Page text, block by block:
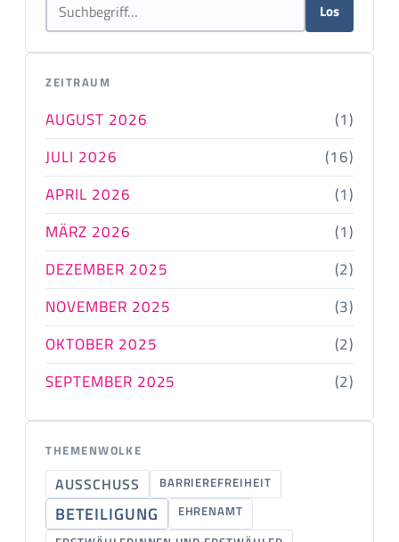
Los
ZEITRAUM
AUGUST 2026
(1)
JULI 2026
(16)
APRIL 2026
(1)
MÄRZ 2026
(1)
DEZEMBER 2025
(2)
NOVEMBER 2025
(3)
OKTOBER 2025
(2)
SEPTEMBER 2025
(2)
THEMENWOLKE
AUSSCHUSS BARRIEREFREIHEIT
BETEILIGUNG
EHRENAMT